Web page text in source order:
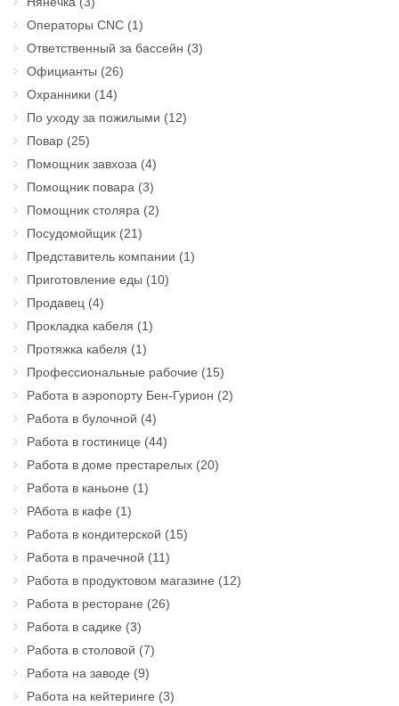
Операторы CNC (1)
Ответственный за бассейн (3)
Официанты (26)
Охранники (14)
По уходу за пожилыми (12)
Повар (25)
Помощник завхоза (4)
Помощник повара (3)
Помощник столяра (2)
Посудомойщик (21)
Представитель компании (1)
Приготовление еды (10)
Продавец (4)
Прокладка кабеля (1)
Протяжка кабеля (1)
Профессиональные рабочие (15)
Работа в аэропорту Бен-Гурион (2)
Работа в булочной (4)
Работа в гостинице (44)
Работа в доме престарелых (20)
Работа в каньоне (1)
РАбота в кафе (1)
Работа в кондитерской (15)
Работа в прачечной (11)
Работа в продуктовом магазине (12)
Работа в ресторане (26)
Работа в садике (3)
Работа в столовой (7)
Работа на заводе (9)
Работа на кейтеринге (3)